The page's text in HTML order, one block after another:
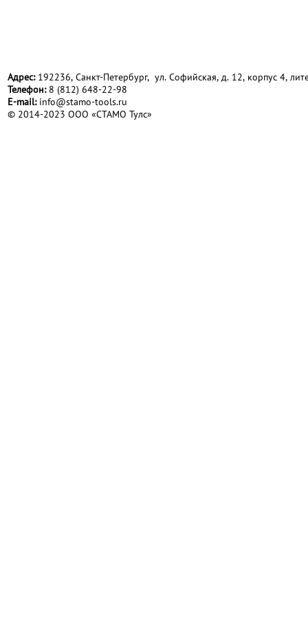
Адрес:192236, Санкт-Петербург, ул. Софийская, д. 12, корпус 4,
Телефон:8 (812) 648-22-98
Е-mail: info@stamo-tools.ru
© 2014-2023 ООО «СТАМО Тулс»